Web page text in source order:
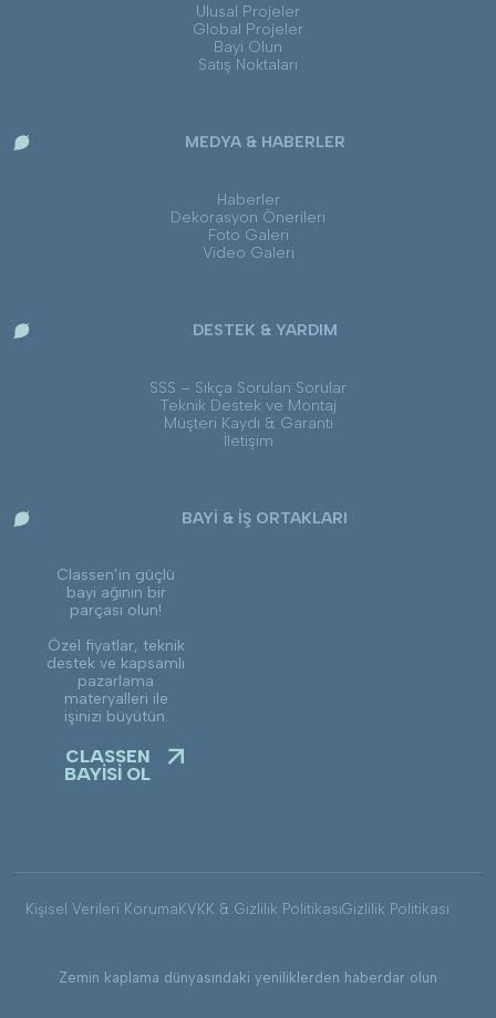
Ulusal Projeler
Global Projeler
Bayi Olun
Satış Noktaları
MEDYA & HABERLER
Haberler
Dekorasyon Önerileri
Foto Galeri
Video Galeri
DESTEK & YARDIM
SSS – Sıkça Sorulan Sorular
Teknik Destek ve Montaj
Müşteri Kaydı & Garanti
İletişim
BAYİ & İŞ ORTAKLARI
Classen’in güçlü
bayi ağının bir
parçası olun!
Özel fiyatlar, teknik
destek ve kapsamlı
pazarlama
materyalleri ile
işinizi büyütün.
CLASSEN
BAYİSİ OL
Kişisel Verileri Koruma KVKK & Gizlilik PolitikasıGizlilik Politikası
Zemin kaplama dünyasındaki yeniliklerden haberdar olun